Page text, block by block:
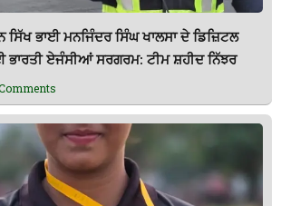
ਭਾਈ ਮਨਜਿੰਦਰ ਸਿੰਘ ਖਾਲਸਾ ਦੇ ਡਿਜ਼ਿਟਲ
ਏਜੰਸੀਆਂ ਸਰਗਰਮ: ਟੀਮ ਸ਼ਹੀਦ ਨਿੱਝਰ